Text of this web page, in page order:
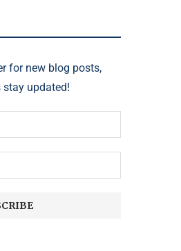
for new blog posts,
stay updated!